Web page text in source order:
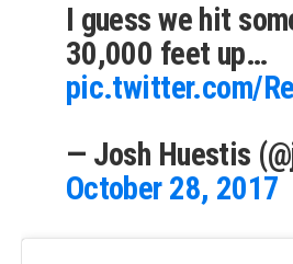
I guess we hit
30,000 feet up…
pic.twitter.com/
— Josh Huestis
October 28, 2017